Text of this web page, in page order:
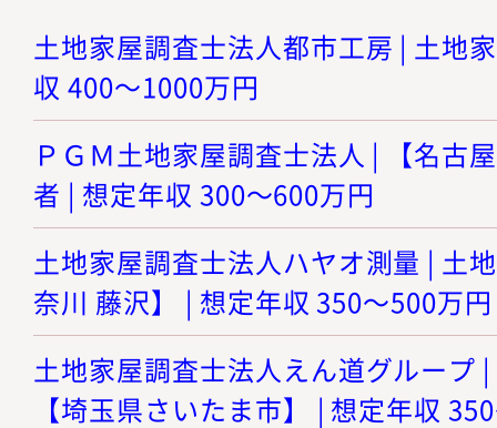
土地家屋調査士法人都市工房 | 土地
収 400～1000万円
ＰＧＭ土地家屋調査士法人 | 【名古
者 | 想定年収 300～600万円
土地家屋調査士法人ハヤオ測量 | 土
奈川 藤沢】 | 想定年収 350～500万円
土地家屋調査士法人えん道グループ
【埼玉県さいたま市】 | 想定年収